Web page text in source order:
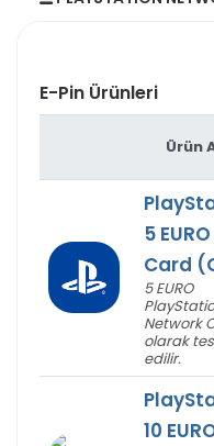
E-Pin Ürünleri
Ürün
5
Card
5 EURO
Network
olarak
edilir.
10
Üzgünüm!